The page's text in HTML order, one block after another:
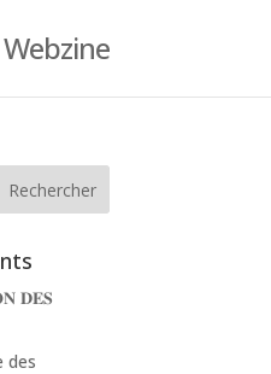
Webzine
𝐃𝐄𝐒
des